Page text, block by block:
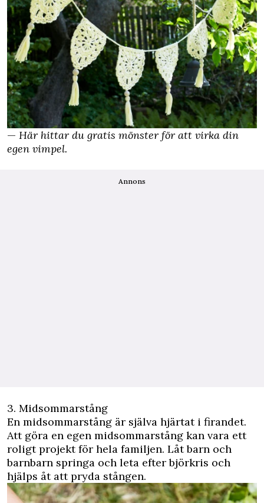
— Här hittar du gratis mönster för att virka din
egen vimpel.
Annons
3. Midsommarstång
En midsommarstång är själva hjärtat i firandet.
Att göra en egen midsommarstång kan vara ett
roligt projekt för hela familjen. Låt barn och
barnbarn springa och leta efter björkris och
hjälps åt att pryda stången.